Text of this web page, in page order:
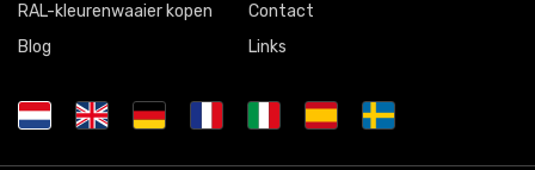
RAL-kleurenwaaier kopen
Blog
Contact
Links